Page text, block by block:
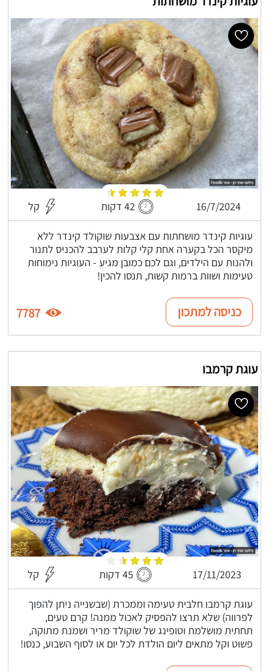
16/7/2024 42 דקות קל
עוגיות קינדר מושחתות עם אצבעות שוקולד קינדר ללא
מיקסר הכל בקערה אחת קלי קלות לערבב להכניס לתנור
ולהנות עם הילדים, וגם לכם כמובן מגיע - העוגיות נימוחות
טעימות ושוות ברמות קשות, תנסו להכין!
כניסה למתכון 7787
עוגת קרמבו
17/11/2023 45 דקות קל
עוגת קרמבו חלבית טעימה וממכרת (שבשנייה ניתן להפוך
לפרווה) שלא תרצו להפסיק לאכול ממנה! קרם טעים,
תחתית מושלמת וטופינג של שוקולד מריר ושמנת מתוקה,
פשוט וקל מתאים ליום הולדת לכל יום או לסוף השבוע, כנסו!